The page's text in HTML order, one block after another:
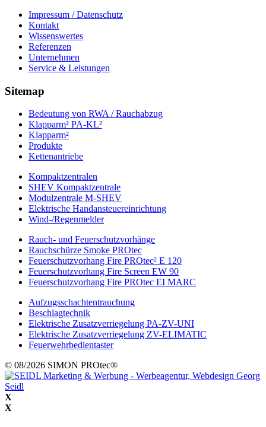
Impressum / Datenschutz
Kontakt
Wissenswertes
Referenzen
Unternehmen
Service & Leistungen
Sitemap
Bedeutung von RWA / Rauchabzug
Klapparm² PA-KL²
Klapparm²
Produkte
Kettenantriebe
Kompaktzentralen
SHEV Kompaktzentrale
Modulzentrale M-SHEV
Elektrische Handansteuereinrichtung
Wind-/Regenmelder
Rauch- und Feuerschutzvorhänge
Rauchschürze Smoke PROtec
Feuerschutzvorhang Fire PROtec² E 120
Feuerschutzvorhang Fire Screen EW 90
Feuerschutzvorhang Fire PROtec EI MARC
Aufzugsschachtentrauchung
Beschlagtechnik
Elektrische Zusatzverriegelung PA-ZV-UNI
Elektrische Zusatzverriegelung ZV-ELIMATIC
Feuerwehrbedientaster
© 08/2026 SIMON PROtec®
X
X